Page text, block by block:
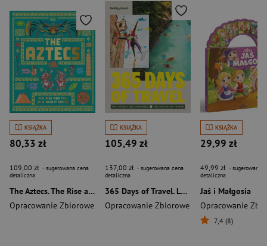
KSIĄŻKA
80,33 zł
109,00 zł - sugerowana cena
detaliczna
The Aztecs. The Rise and Fall of a Mighty Empire
Opracowanie Zbiorowe
KSIĄŻKA
105,49 zł
137,00 zł - sugerowana cena
detaliczna
365 Days of Travel. Lonely Planet
Opracowanie Zbiorowe
KSIĄŻKA
29,99 zł
49,99 zł - sugerowana
detaliczna
Jaś i Małgosia
Opracowanie
7,4 (8)